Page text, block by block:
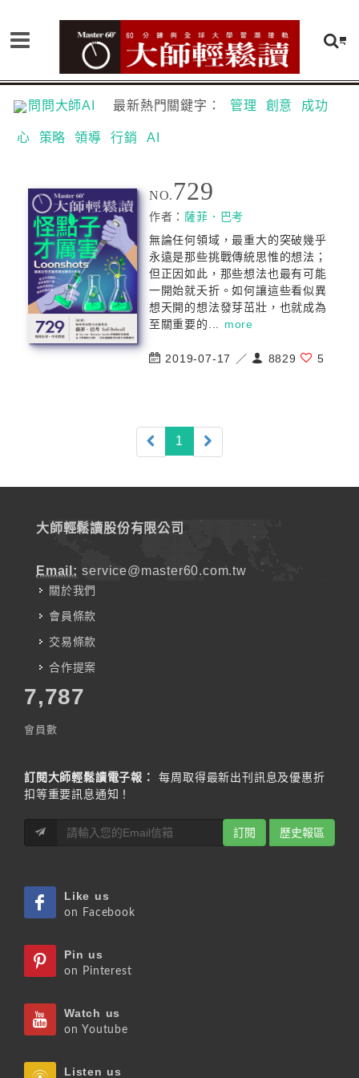
問問大師AI 最新熱門關鍵字： 管理 創意 成功
心 策略 領導 行銷 AI
NO. 729
作者：薩菲．巴考
無論任何領域，最重大的突破幾乎
永遠是那些挑戰傳統思惟的想法；
但正因如此，那些想法也最有可能
一開始就夭折。如何讓這些看似異
想天開的想法發芽茁壯，也就成為
至關重要的... more
2019-07-17 ／ 8829 5
1 (current)
大師輕鬆讀股份有限公司
Email: service@master60.com.tw
關於我們
會員條款
交易條款
合作提案
7,787
會員數
訂閱大師輕鬆讀電子報：
每周取得最新出刊訊息及優惠折
扣等重要訊息通知！
訂閱 歷史報區
Like us
on Facebook
Pin us
on Pinterest
Watch us
on Youtube
Listen us